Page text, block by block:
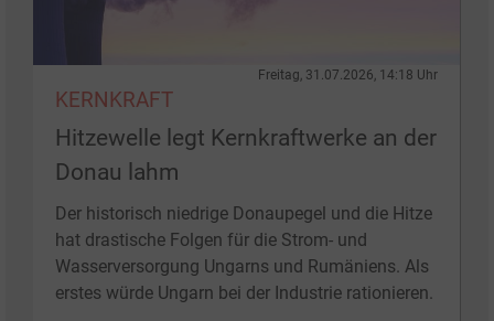
Freitag, 31.07.2026, 14:18 Uhr
KERNKRAFT
Hitzewelle legt Kernkraftwerke an der
Donau lahm
Der historisch niedrige Donaupegel und die Hitze
hat drastische Folgen für die Strom- und
Wasserversorgung Ungarns und Rumäniens. Als
erstes würde Ungarn bei der Industrie rationieren.